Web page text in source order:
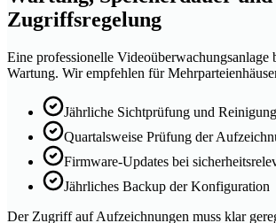
Zugriffsregelung
Eine professionelle Videoüberwachungsanlage
Wartung. Wir empfehlen für
Jährliche Sichtprüfung und
Quartalsweise Prüfung der
Firmware-Updates bei
Jährliches Backup der Konfiguration
Der Zugriff auf Aufzeichnungen muss klar